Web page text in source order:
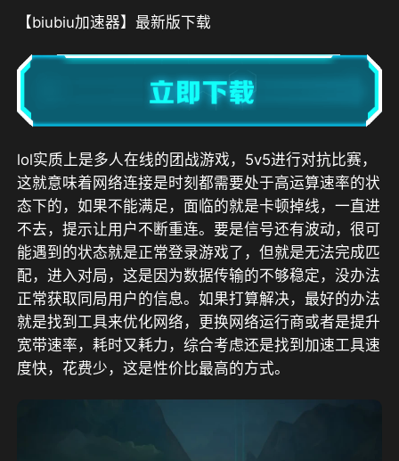
【biubiu加速器】最新版下载
lol实质上是多人在线的团战游戏，5v5进行对抗比赛，
这就意味着网络连接是时刻都需要处于高运算速率的状
态下的，如果不能满足，面临的就是卡顿掉线，一直进
不去，提示让用户不断重连。要是信号还有波动，很可
能遇到的状态就是正常登录游戏了，但就是无法完成匹
配，进入对局，这是因为数据传输的不够稳定，没办法
正常获取同局用户的信息。如果打算解决，最好的办法
就是找到工具来优化网络，更换网络运行商或者是提升
宽带速率，耗时又耗力，综合考虑还是找到加速工具速
度快，花费少，这是性价比最高的方式。